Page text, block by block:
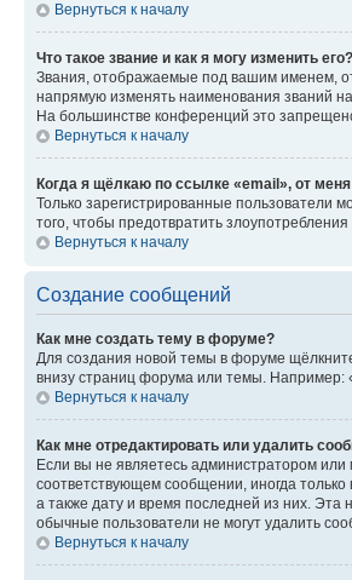
Вернуться к началу
Что такое звание и как я могу изменить его?
Звания, отображаемые под вашим именем,
напрямую изменять наименования званий
На большинстве конференций это
Вернуться к началу
Когда я щёлкаю по ссылке «email», от
Только зарегистрированные пользователи
того, чтобы предотвратить
Вернуться к началу
Создание сообщений
Как мне создать тему в форуме?
Для создания новой темы в форуме
внизу страниц форума или темы. Например:
Вернуться к началу
Как мне отредактировать или удалить
Если вы не являетесь администратором
соответствующем сообщении, иногда
а также дату и время последней из них. Эта
обычные пользователи не могут удалить
Вернуться к началу